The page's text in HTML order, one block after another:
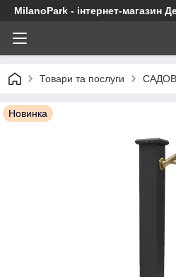
MilanoPark - інтернет-магазин
Товари та послуги
Новинка